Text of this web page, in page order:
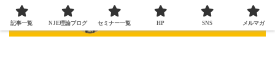
記事一覧 NJE理論ブログ セミナー一覧 HP SNS メルマガ